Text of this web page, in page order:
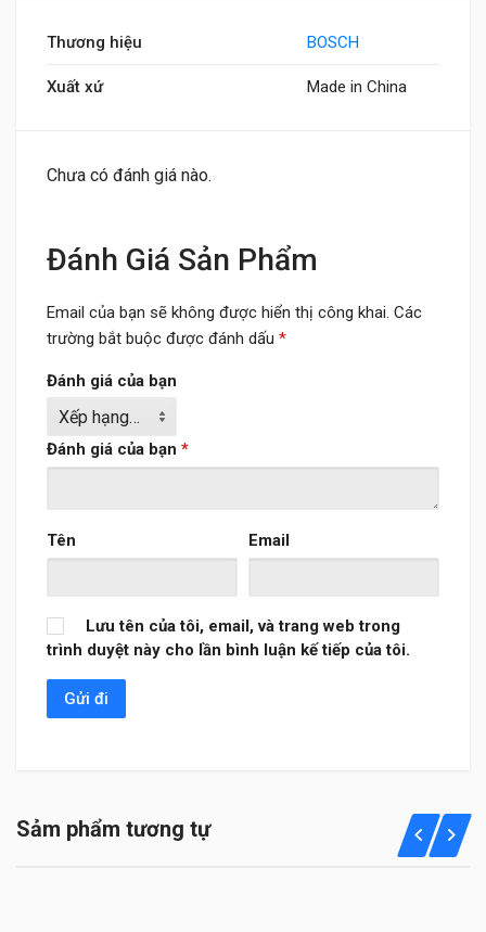
Thương hiệu BOSCH
Xuất xứ Made in China
Chưa có đánh giá nào.
Đánh Giá Sản Phẩm
Email của bạn sẽ không được hiển thị công khai. Các
trường bắt buộc được đánh dấu *
Đánh giá của bạn
Đánh giá của bạn *
Tên Email
Lưu tên của tôi, email, và trang web trong
trình duyệt này cho lần bình luận kế tiếp của tôi.
Sảm phẩm tương tự